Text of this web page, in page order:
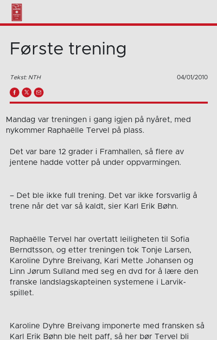
Første trening
Tekst: NTH 04/01/2010
Mandag var treningen i gang igjen på nyåret, med
nykommer Raphaëlle Tervel på plass.
Det var bare 12 grader i Framhallen, så flere av
jentene hadde votter på under oppvarmingen.
– Det ble ikke full trening. Det var ikke forsvarlig å
trene når det var så kaldt, sier Karl Erik Bøhn.
Raphaëlle Tervel har overtatt leiligheten til Sofia
Berndtsson, og etter treningen tok Tonje Larsen,
Karoline Dyhre Breivang, Kari Mette Johansen og
Linn Jørum Sulland med seg en dvd for å lære den
franske landslagskapteinen systemene i Larvik-
spillet.
Karoline Dyhre Breivang imponerte med fransken så
Karl Erik Bøhn ble helt paff, så her bør Tervel bli